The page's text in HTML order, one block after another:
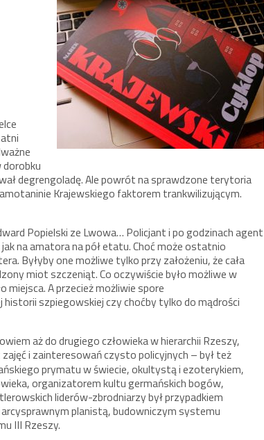
degrengoladę. Ale powrót na sprawdzone terytoria
Krajewskiego faktorem trankwilizującym.
Popielski ze Lwowa… Policjant i po godzinach agent
na amatora na pół etatu. Choć może ostatnio
Byłyby one możliwe tylko przy założeniu, że cała
miot szczeniąt. Co oczywiście było możliwe w
miejsca. A przecież możliwie spore
szpiegowskiej czy choćby tylko do mądrości
aż do drugiego człowieka w hierarchii Rzeszy,
i zainteresowań czysto policyjnych – był też
prymatu w świecie, okultystą i ezoterykiem,
organizatorem kultu germańskich bogów,
liderów-zbrodniarzy był przypadkiem
planistą, budowniczym systemu
III Rzeszy.